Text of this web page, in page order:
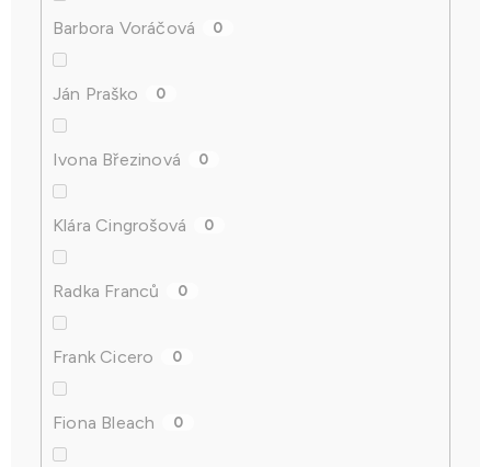
Barbora Voráčová 0
Ján Praško 0
Ivona Březinová 0
Klára Cingrošová 0
Radka Franců 0
Frank Cicero 0
Fiona Bleach 0